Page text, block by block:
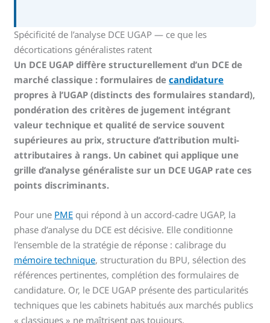
Spécificité de l’analyse DCE UGAP — ce que les
décortications généralistes ratent
Un DCE UGAP diffère structurellement d’un DCE de
marché classique : formulaires decandidature
propres à l’UGAP (distincts des formulaires standard),
pondération des critères de jugement intégrant
valeur technique et qualité de service souvent
supérieures au prix, structure d’attribution multi-
attributaires à rangs. Un cabinet qui applique une
grille d’analyse généraliste sur un DCE UGAP rate ces
points discriminants.
Pour une PME qui répond à un accord-cadre UGAP, la
phase d’analyse du DCE est décisive. Elle conditionne
l’ensemble de la stratégie de réponse : calibrage du
mémoire technique, structuration du BPU, sélection des
références pertinentes, complétion des formulaires de
candidature. Or, le DCE UGAP présente des particularités
techniques que les cabinets habitués aux marchés publics
« classiques » ne maîtrisent pas toujours.